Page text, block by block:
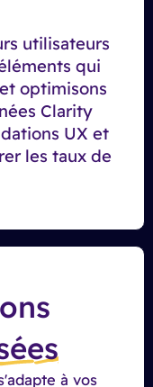
utilisateurs
qui
optimisons
Clarity
UX et
les taux de
à vos